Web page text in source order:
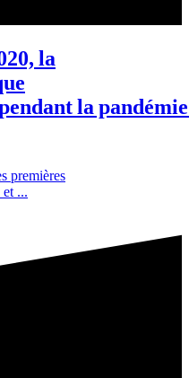
la
la
premières
...